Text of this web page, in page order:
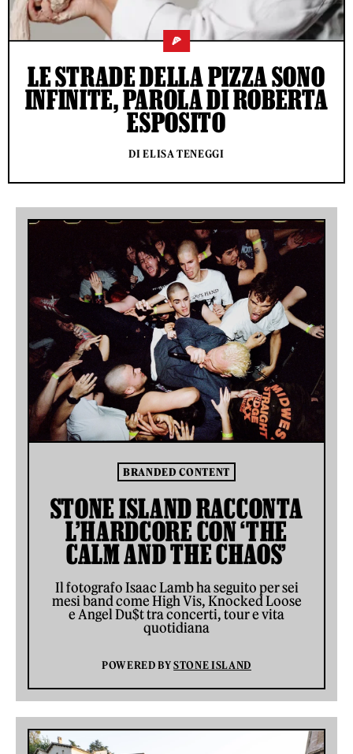
🍕
LE STRADE DELLA PIZZA SONO
INFINITE, PAROLA DI ROBERTA
ESPOSITO
DI ELISA TENEGGI
BRANDED CONTENT
STONE ISLAND RACCONTA
L’HARDCORE CON ‘THE
CALM AND THE CHAOS’
Il fotografo Isaac Lamb ha seguito per sei
mesi band come High Vis, Knocked Loose
e Angel Du$t tra concerti, tour e vita
quotidiana
POWERED BYSTONE ISLAND